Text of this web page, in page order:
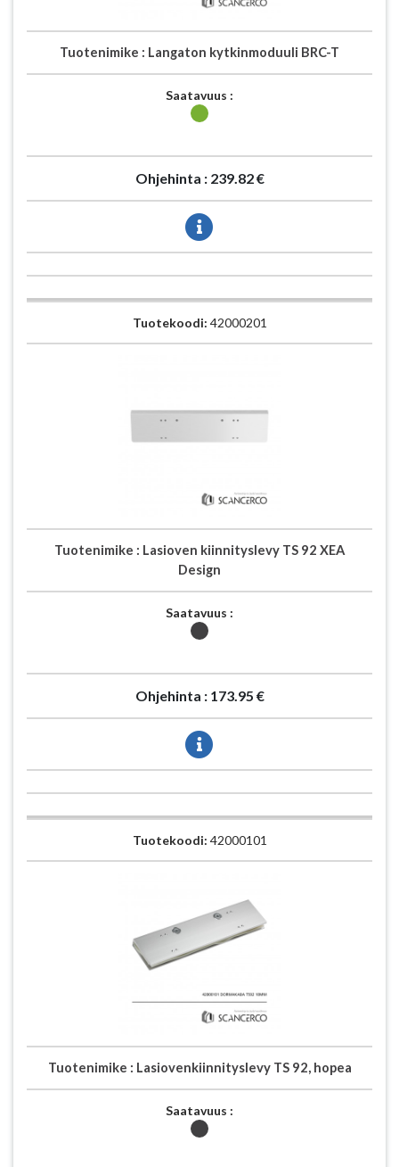
Tuotenimike : Langaton kytkinmoduuli BRC-T
Saatavuus :
Ohjehinta : 239.82 €
Tuotekoodi: 42000201
Tuotenimike : Lasioven kiinnityslevy TS 92 XEA
Design
Saatavuus :
Ohjehinta : 173.95 €
Tuotekoodi: 42000101
Tuotenimike : Lasiovenkiinnityslevy TS 92, hopea
Saatavuus :